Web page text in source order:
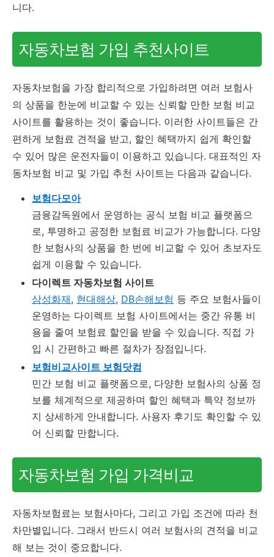
니다.
자동차보험 가입 추천사이트
자동차보험을 가장 합리적으로 가입하려면 여러 보험사
의 상품을 한눈에 비교할 수 있는 신뢰할 만한 보험 비교
사이트를 활용하는 것이 좋습니다. 이러한 사이트들은 간
편하게 보험료 견적을 받고, 할인 혜택까지 쉽게 확인할
수 있어 많은 운전자들이 이용하고 있습니다. 대표적인 자
동차보험 비교 및 가입 추천 사이트는 다음과 같습니다.
보험다모아
금융감독원에서 운영하는 공식 보험 비교 플랫폼으
로, 투명하고 공정한 보험료 비교가 가능합니다. 다양
한 보험사의 상품을 한 번에 비교할 수 있어 초보자도
쉽게 이용할 수 있습니다.
다이렉트 자동차보험 사이트
삼성화재, 현대해상, DB손해보험 등 주요 보험사들이
운영하는 다이렉트 보험 사이트에서는 중간 유통 비
용을 줄여 보험료 할인을 받을 수 있습니다. 직접 가
입 시 간편하고 빠른 절차가 장점입니다.
보험비교사이트 보험닷컴
민간 보험 비교 플랫폼으로, 다양한 보험사의 상품 정
보를 체계적으로 제공하며 할인 혜택과 특약 정보까
지 상세하게 안내합니다. 사용자 후기도 확인할 수 있
어 신뢰할 만합니다.
자동차보험 가입 가격비교
자동차보험료는 보험사마다, 그리고 가입 조건에 따라 천
차만별입니다. 그래서 반드시 여러 보험사의 견적을 비교
해 보는 것이 중요합니다.